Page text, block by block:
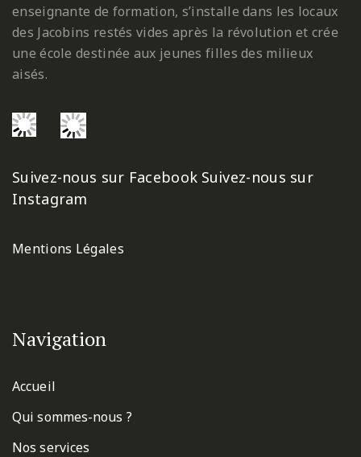
enseignante de formation, s’installe dans les locaux
des Jacobins restés vides après la révolution et crée
une école destinée aux jeunes filles des milieux
aisés.
Suivez-nous sur Facebook Suivez-nous sur
Instagram
Mentions Légales
Navigation
Accueil
Qui sommes-nous ?
Nos services